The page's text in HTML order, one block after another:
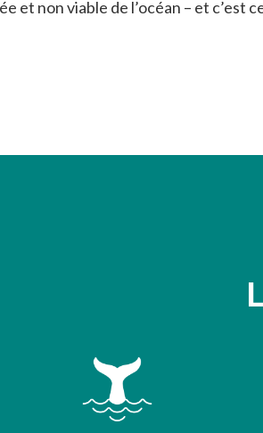
et non viable de l’océan – et c’est